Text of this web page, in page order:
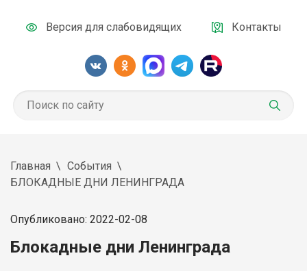
Версия для слабовидящих Контакты
Главная
События
БЛОКАДНЫЕ ДНИ ЛЕНИНГРАДА
Опубликовано: 2022-02-08
Блокадные дни Ленинграда